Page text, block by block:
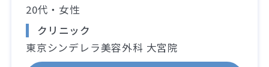
20代・女性
クリニック
東京シンデレラ美容外科 大宮院